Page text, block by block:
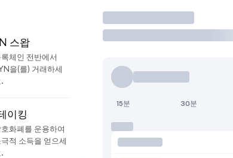
스왑
록체인 전반에서
을(를) 거래하세
이킹
호화폐를 운용하여
극적 소득을 얻으세
.
거래
15분 30분